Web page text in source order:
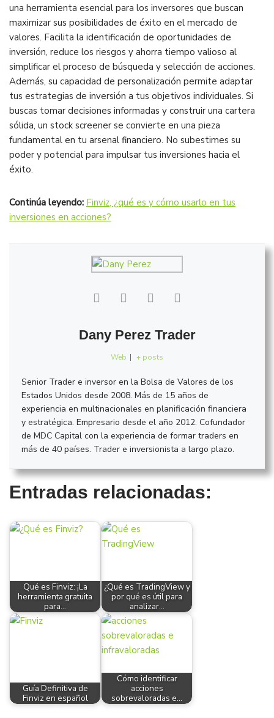
una herramienta esencial para los inversores que buscan
maximizar sus posibilidades de éxito en el mercado de
valores. Facilita la identificación de oportunidades de
inversión, reduce los riesgos y ahorra tiempo valioso al
simplificar el proceso de búsqueda y selección de acciones.
Además, su capacidad de personalización permite adaptar
tus estrategias de inversión a tus objetivos individuales. Si
buscas tomar decisiones informadas y construir una cartera
sólida, un stock screener se convierte en una pieza
fundamental en tu arsenal financiero. No subestimes su
poder y potencial para impulsar tus inversiones hacia el
éxito.
Continúa leyendo: Finviz, ¿qué es y cómo usarlo en tus
inversiones en acciones?
Dany Perez Trader
Web | + posts
Senior Trader e inversor en la Bolsa de Valores de los
Estados Unidos desde 2008. Más de 15 años de
experiencia en multinacionales en planificación financiera
y estratégica. Empresario desde el año 2012. Cofundador
de MDC Capital con la experiencia de formar traders en
más de 40 países. Trader e inversionista a largo plazo.
Entradas relacionadas:
Qué es Finviz: ¡La
herramienta gratuita
para…
¿Qué es TradingView y
por qué es útil para
analizar…
Guía Definitiva de
Finviz en español
Cómo identificar
acciones
sobrevaloradas e…